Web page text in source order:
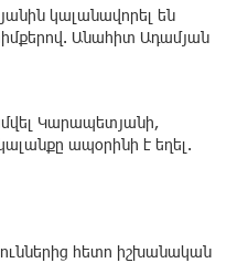
կալանավորել են
Անահիտ Ադամյան
Կարապետյանի,
ապօրինի է եղել.
հետո իշխանական